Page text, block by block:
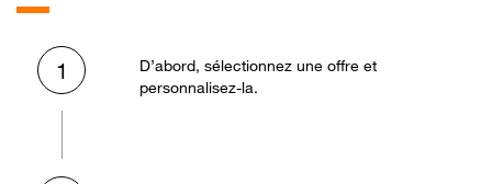
1
D’abord, sélectionnez une offre et
personnalisez-la.